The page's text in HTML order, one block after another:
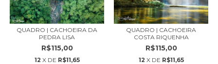
QUADRO | CACHOEIRA DA
PEDRA LISA
R$115,00
12 X DE R$11,65
QUADRO | CACHOEIRA
COSTA RIQUENHA
R$115,00
12 X DE R$11,65